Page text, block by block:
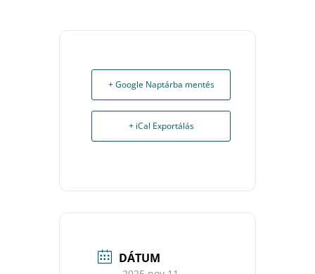
+ Google Naptárba mentés
+ iCal Exportálás
DÁTUM